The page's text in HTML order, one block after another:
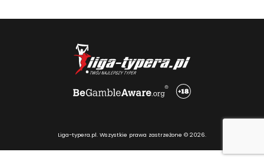
Liga-typera.pl. Wszystkie prawa zastrzeżone © 2026.